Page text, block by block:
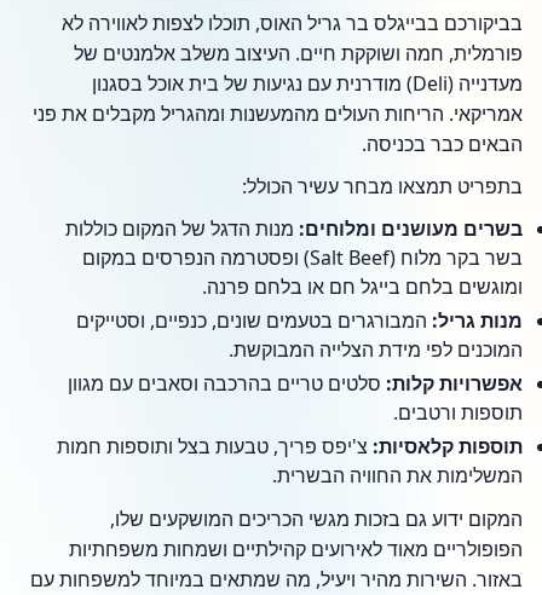
בביקורכם בבייגלס בר גריל האוס, תוכלו לצפות לאווירה לא
פורמלית, חמה ושוקקת חיים. העיצוב משלב אלמנטים של
מעדנייה (Deli) מודרנית עם נגיעות של בית אוכל בסגנון
אמריקאי. הריחות העולים מהמעשנות ומהגריל מקבלים את פני
הבאים כבר בכניסה.
בתפריט תמצאו מבחר עשיר הכולל:
בשרים מעושנים ומלוחים: מנות הדגל של המקום כוללות
בשר בקר מלוח (Salt Beef) ופסטרמה הנפרסים במקום
ומוגשים בלחם בייגל חם או בלחם פרנה.
מנות גריל: המבורגרים בטעמים שונים, כנפיים, וסטייקים
המוכנים לפי מידת הצלייה המבוקשת.
אפשרויות קלות: סלטים טריים בהרכבה וסאבים עם מגוון
תוספות ורטבים.
תוספות קלאסיות: צ'יפס פריך, טבעות בצל ותוספות חמות
המשלימות את החוויה הבשרית.
המקום ידוע גם בזכות מגשי הכריכים המושקעים שלו,
הפופולריים מאוד לאירועים קהילתיים ושמחות משפחתיות
באזור. השירות מהיר ויעיל, מה שמתאים במיוחד למשפחות עם